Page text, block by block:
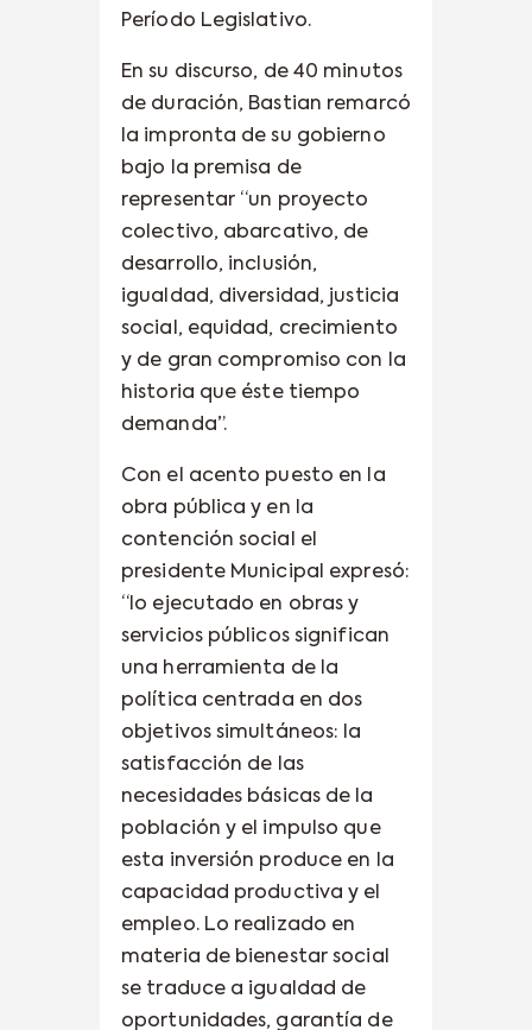
Período Legislativo.
En su discurso, de 40 minutos
de duración, Bastian remarcó
la impronta de su gobierno
bajo la premisa de
representar “un proyecto
colectivo, abarcativo, de
desarrollo, inclusión,
igualdad, diversidad, justicia
social, equidad, crecimiento
y de gran compromiso con la
historia que éste tiempo
demanda”.
Con el acento puesto en la
obra pública y en la
contención social el
presidente Municipal expresó:
“lo ejecutado en obras y
servicios públicos significan
una herramienta de la
política centrada en dos
objetivos simultáneos: la
satisfacción de las
necesidades básicas de la
población y el impulso que
esta inversión produce en la
capacidad productiva y el
empleo. Lo realizado en
materia de bienestar social
se traduce a igualdad de
oportunidades, garantía de